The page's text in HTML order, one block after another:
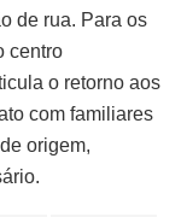
de rua. Para os
centro
o retorno aos
com familiares
origem,